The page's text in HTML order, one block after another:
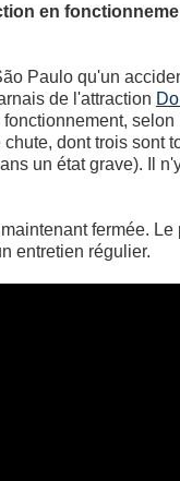
en
Paulo qu'un
de l'attraction
dont trois sont
un état grave). Il
fermée. Le
entretien régulier.